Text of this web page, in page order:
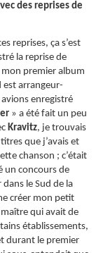
des reprises de
reprises, ça s’est
la reprise de
mon premier album
est arrangeur-
avions enregistré
» a été fait un peu
Kravitz, je trouvais
que j’avais et
chanson ; c’était
un concours de
le Sud de la
créer mon petit
qui avait de
établissements,
durant le premier